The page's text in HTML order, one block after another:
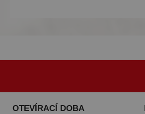
OTEVÍRACÍ DOBA